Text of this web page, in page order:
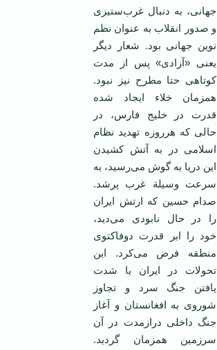
جهانی، به دنبال غرب‌ستیزی
و صدور انقلاب به عنوان نظم
نوین جهانی بود. شعار دیگر
یعنی «آزادی» پس از مدت
کوتاهی حتا مطرح نیز نبود.
همزمان خلاء ایجاد شده
قدرت در خلیج فارس، در
حالی که هرروزه تهدید نظام
اسلامی در به آتش کشیدن
این دریا به گوش می‌رسید، به
سرعت وسیلة غرب پرشد.
صدام حسین که ارتش ایران
را در حال نابودی می‌دید،
خود را ابر قدرت دوفاکتوی
منطقه فرض می‌کرد. این
تحولات در ایران با شدت
یافتن جنگ سرد و تجاوز
شوروی به افغانستان و آغاز
جنگ داخلی درازمدت در آن
سرزمین همزمان گردید.